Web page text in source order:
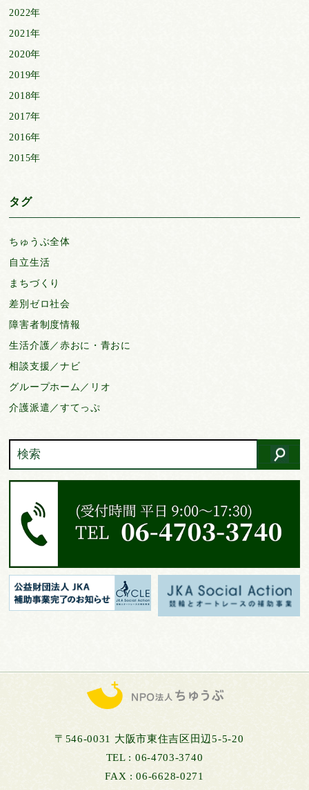
2022年
2021年
2020年
2019年
2018年
2017年
2016年
2015年
タグ
ちゅうぶ全体
自立生活
まちづくり
差別ゼロ社会
障害者制度情報
生活介護／赤おに・青おに
相談支援／ナビ
グループホーム／リオ
介護派遣／すてっぷ
〒546-0031 大阪市東住吉区田辺5-5-20
TEL : 06-4703-3740
FAX : 06-6628-0271